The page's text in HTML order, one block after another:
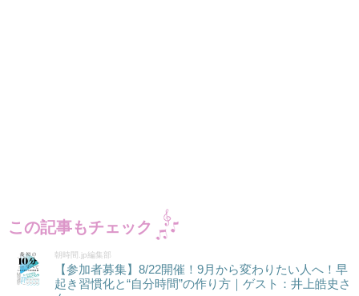
この記事もチェック
朝時間.jp編集部
【参加者募集】8/22開催！9月から変わりたい人へ！早
起き習慣化と“自分時間”の作り方｜ゲスト：井上皓史さ